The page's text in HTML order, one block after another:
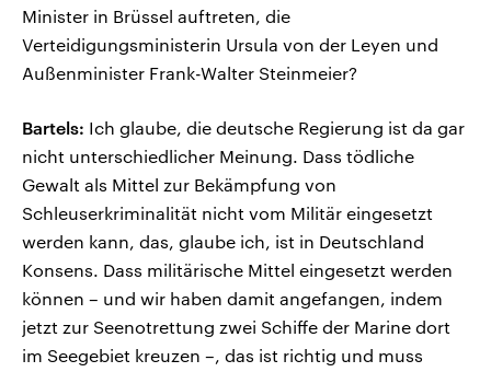
Minister in Brüssel auftreten, die
Verteidigungsministerin Ursula von der Leyen und
Außenminister Frank-Walter Steinmeier?
Bartels: Ich glaube, die deutsche Regierung ist da gar
nicht unterschiedlicher Meinung. Dass tödliche
Gewalt als Mittel zur Bekämpfung von
Schleuserkriminalität nicht vom Militär eingesetzt
werden kann, das, glaube ich, ist in Deutschland
Konsens. Dass militärische Mittel eingesetzt werden
können – und wir haben damit angefangen, indem
jetzt zur Seenotrettung zwei Schiffe der Marine dort
im Seegebiet kreuzen –, das ist richtig und muss